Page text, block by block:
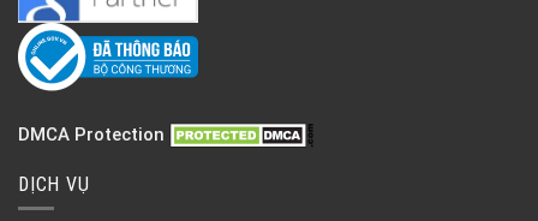
DMCA Protection
DỊCH VỤ